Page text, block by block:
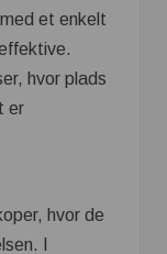
et enkelt
hvor plads
er
hvor de
I